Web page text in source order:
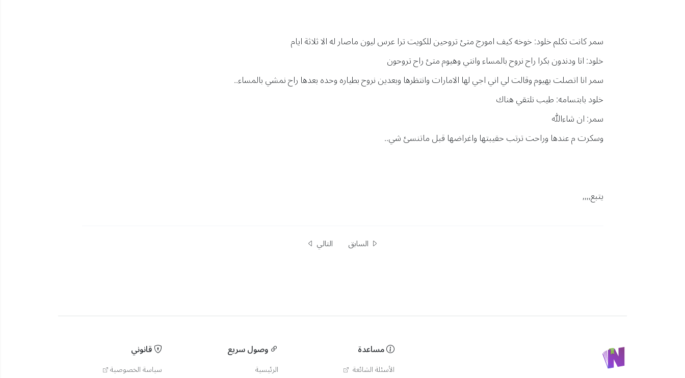
سمر كانت تكلم خلود: خوخه كيف امورج متئ تروحين للكويت ترا عرس ليون ماصار له الا ثلاثة ايام
خلود: انا ودندون بكرا راح نروح بالمساء وانتي وهيوم متئ راح تروحون
سمر انا اتصلت بهيوم وقالت لي اني اجي لها الامارات وانتظرها وبعدين نروح بطياره وحده بعدها راح نمشي بالمساء..
خلود بابتسامه: طيب نلتقي هناك
سمر: ان شاءالله
وسكرت م عندها وراحت ترتب حقيبتها واغراضها قبل ماتنسئ شي..
يتبع,,,,
السابق التالي
مساعدة
الأسئلة الشائعة
وصول سريع
الرئيسية
قانوني
سياسة الخصوصية